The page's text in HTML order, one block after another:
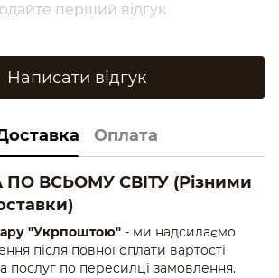
перший відгук
Написати відгук
Оплата
ВСЬОМУ СВІТУ (Різними
"Укрпоштою" - ми надсилаємо
після повної оплати вартості
послуг по пересилці замовлення.